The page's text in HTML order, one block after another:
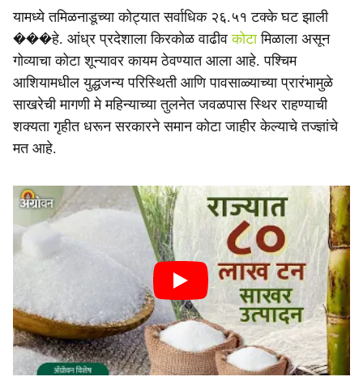
यामध्ये तमिळनाडूच्या कोट्यात सर्वाधिक २६.५१ टक्के घट झाली
���हे. आंध्र प्रदेशाला किरकोळ वाढीवकोटामिळाला असून
गोव्याचा कोटा शून्यावर कायम ठेवण्यात आला आहे. पश्चिम
आशियामधील युद्धजन्य परिस्थिती आणि पावसाळ्याच्या प्रारंभामुळे
साखरेची मागणी मे महिन्याच्या तुलनेत जवळपास स्थिर राहण्याची
शक्यता गृहीत धरून सरकारने समान कोटा जाहीर केल्याचे तज्ज्ञांचे
मत आहे.